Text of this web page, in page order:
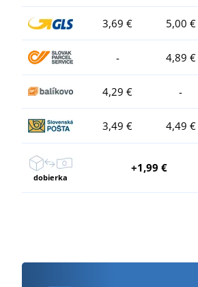
3,69 € 5,00 €
- 4,89 €
4,29 € -
3,49 € 4,49 €
dobierka
+1,99 €